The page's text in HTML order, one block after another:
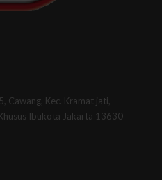
Cawang, Kec. Kramat jati,
Ibukota Jakarta 13630